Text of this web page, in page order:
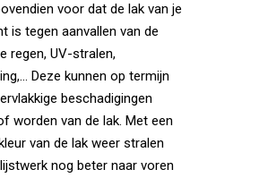
voor dat de lak van je
is tegen aanvallen van de
regen, UV-stralen,
Deze kunnen op termijn
beschadigingen
worden van de lak. Met een
van de lak weer stralen
nog beter naar voren